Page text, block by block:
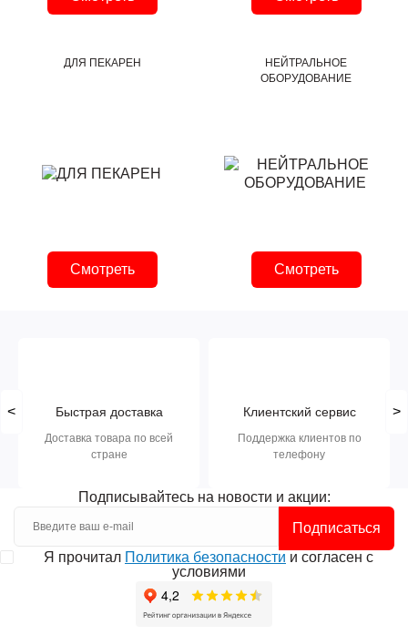
ДЛЯ ПЕКАРЕН
Смотреть
НЕЙТРАЛЬНОЕ
ОБОРУДОВАНИЕ
Смотреть
< Быстрая доставка
Доставка товара по всей
стране
Клиентский сервис
Поддержка клиентов по
телефону
>
Подписывайтесь на новости и акции:
Подписаться
Я прочитал Политика безопасности и согласен с
условиями